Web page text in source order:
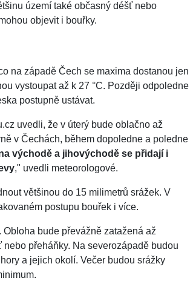
území také občasný déšť nebo
objevit i bouřky.
na západě Čech se maxima dostanou jen
vystoupat až k 27 °C. Později odpoledne
postupně ustávat.
uvedli, že v úterý bude oblačno až
v Čechách, během dopoledne a poledne
východě a jihovýchodě se přidají i
," uvedli meteorologové.
většinou do 15 milimetrů srážek. V
postupu bouřek i více.
bude převážně zatažená až
přeháňky. Na severozápadě budou
a jejich okolí. Večer budou srážky